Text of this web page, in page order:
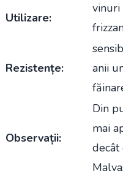
Utilizare:
vinuri
Rezistențe:
anii
Observații:
Din
mai